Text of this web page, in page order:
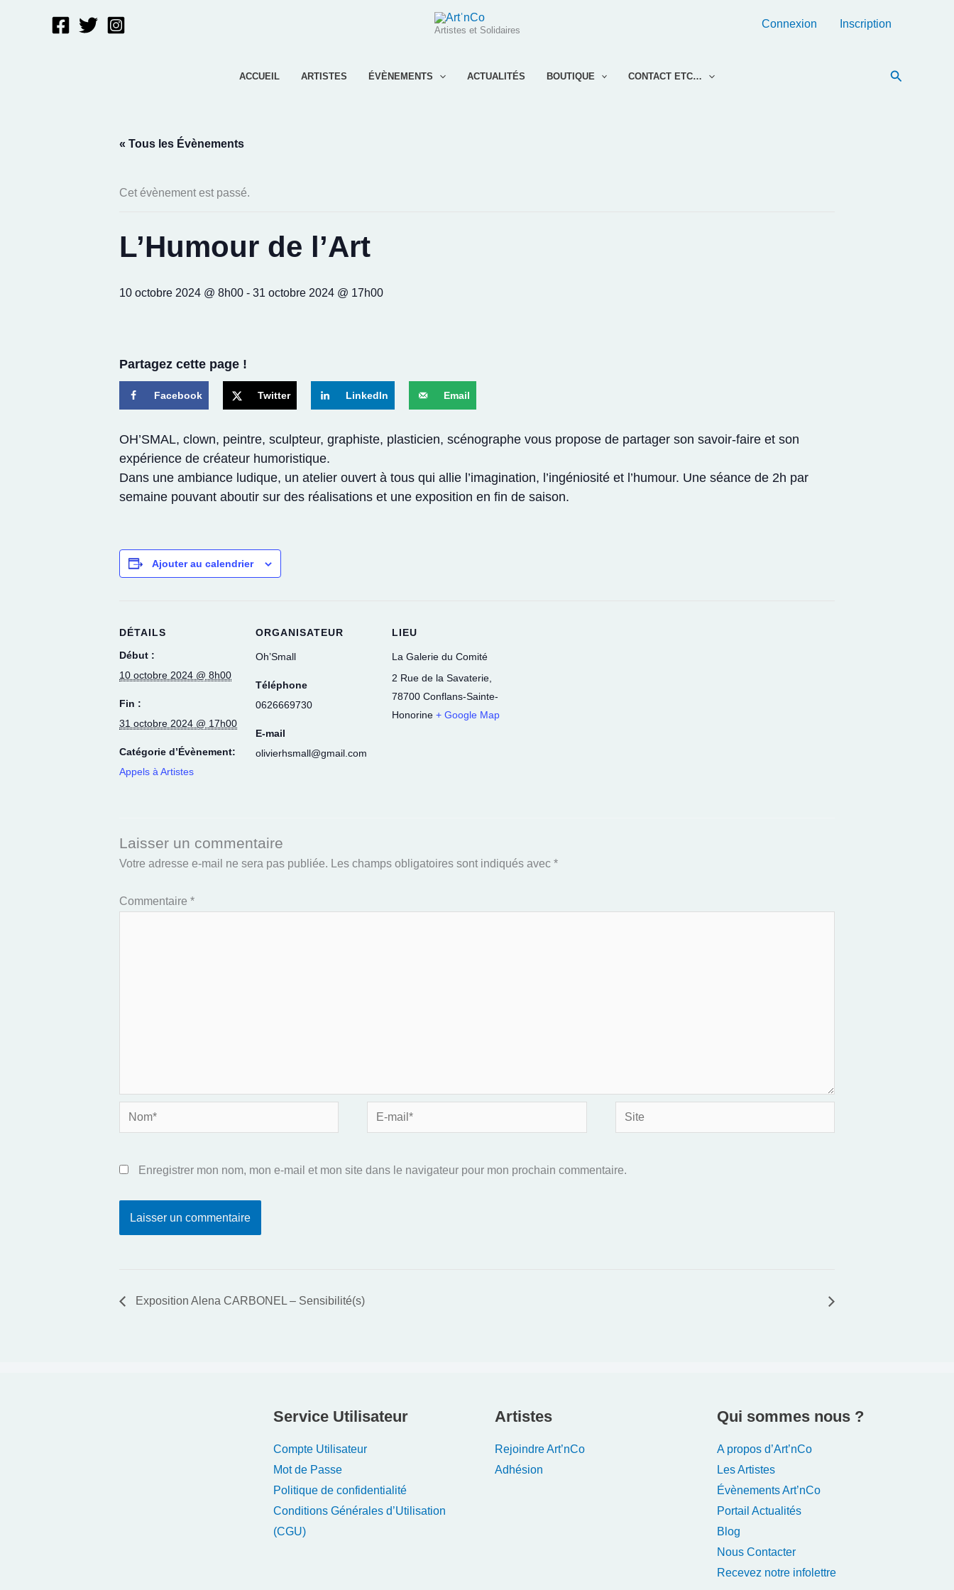
Artistes et Solidaires
Connexion Inscription
ACCUEIL ARTISTES ÉVÈNEMENTS ACTUALITÉS BOUTIQUE CONTACT ETC…
« Tous les Évènements
Cet évènement est passé.
L’Humour de l’Art
10 octobre 2024 @ 8h00 - 31 octobre 2024 @ 17h00
Partagez cette page !
Facebook Twitter LinkedIn Email
OH’SMAL, clown, peintre, sculpteur, graphiste, plasticien, scénographe vous propose de partager son savoir-faire et son
expérience de créateur humoristique.
Dans une ambiance ludique, un atelier ouvert à tous qui allie l’imagination, l’ingéniosité et l’humour. Une séance de 2h par
semaine pouvant aboutir sur des réalisations et une exposition en fin de saison.
Ajouter au calendrier
DÉTAILS
Début :
10 octobre 2024 @ 8h00
Fin :
31 octobre 2024 @ 17h00
Catégorie d’Évènement:
Appels à Artistes
ORGANISATEUR
Oh’Small
Téléphone
0626669730
E-mail
olivierhsmall@gmail.com
LIEU
La Galerie du Comité
2 Rue de la Savaterie
78700 Conflans-Sainte-
Honorine + Google Map
Laisser un commentaire
Votre adresse e-mail ne sera pas publiée. Les champs obligatoires sont indiqués avec *
Commentaire *
Nom*
E-
mail*
Site
Enregistrer mon nom, mon e-mail et mon site dans le navigateur pour mon prochain commentaire.
Exposition Alena CARBONEL – Sensibilité(s)
Service Utilisateur
Compte Utilisateur
Mot de Passe
Politique de confidentialité
Conditions Générales d’Utilisation
(CGU)
Artistes
Rejoindre Art’nCo
Adhésion
Qui sommes nous ?
A propos d’Art’nCo
Les Artistes
Évènements Art’nCo
Portail Actualités
Blog
Nous Contacter
Recevez notre infolettre